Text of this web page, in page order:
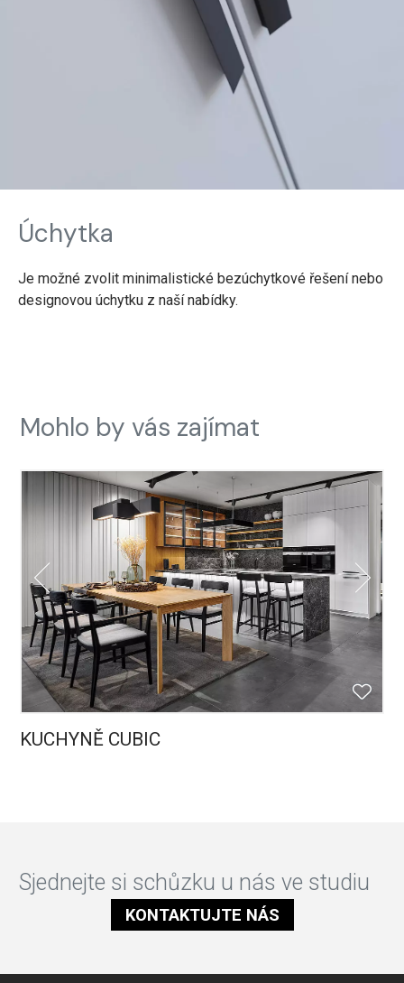
Úchytka
Je možné zvolit minimalistické bezúchytkové řešení nebo
designovou úchytku z naší nabídky.
Mohlo by vás zajímat
KUCHYNĚ CUBIC
Sjednejte si schůzku u nás ve studiu
KONTAKTUJTE NÁS